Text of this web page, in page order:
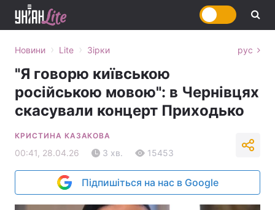
Новини › Lite › Зірки рус
"Я говорю київською
російською мовою": в Чернівцях
скасували концерт Приходько
КРИСТИНА КАЗАКОВА
00:41, 28.04.26 3 хв. 15453
Підпишіться на нас в Google